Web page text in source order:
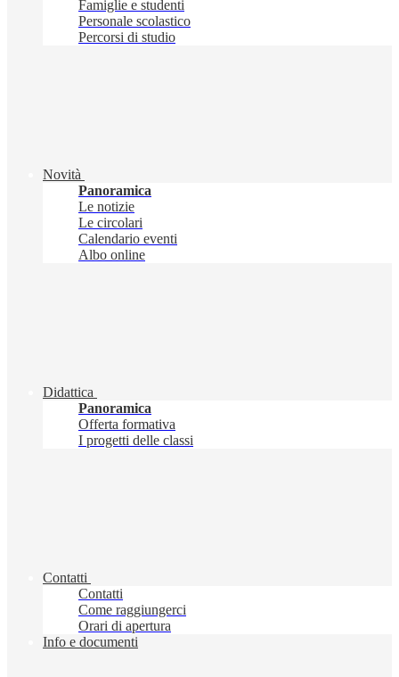
Famiglie e studenti
Personale scolastico
Percorsi di studio
Novità
Panoramica
Le notizie
Le circolari
Calendario eventi
Albo online
Didattica
Panoramica
Offerta formativa
I progetti delle classi
Contatti
Contatti
Come raggiungerci
Orari di apertura
Info e documenti